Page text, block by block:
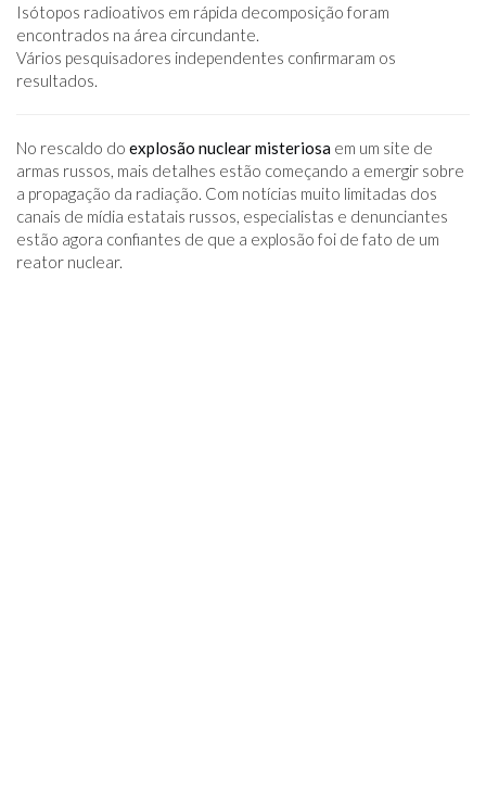
Isótopos radioativos em rápida decomposição foram
encontrados na área circundante.
Vários pesquisadores independentes confirmaram os
resultados.
No rescaldo do explosão nuclear misteriosa em um site de
armas russos, mais detalhes estão começando a emergir sobre
a propagação da radiação. Com notícias muito limitadas dos
canais de mídia estatais russos, especialistas e denunciantes
estão agora confiantes de que a explosão foi de fato de um
reator nuclear.